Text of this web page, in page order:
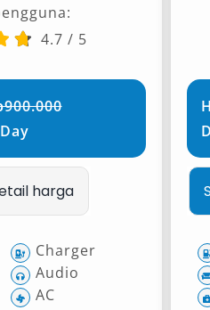
4.7 / 5
harga
Charger
Audio
AC